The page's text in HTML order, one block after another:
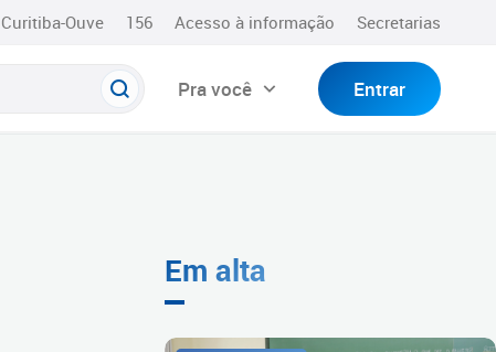
Curitiba-Ouve 156 Acesso à informação Secretarias
Pra você Entrar
Em alta